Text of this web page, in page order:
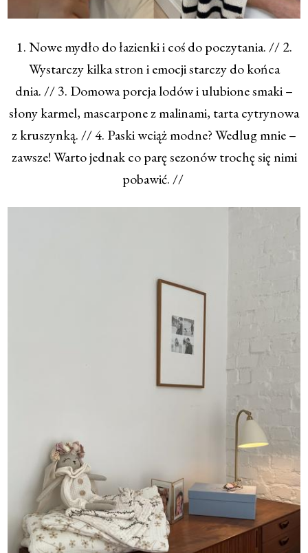
1. Nowe mydło do łazienki i coś do poczytania. // 2.
Wystarczy kilka stron i emocji starczy do końca
dnia. // 3. Domowa porcja lodów i ulubione smaki –
słony karmel, mascarpone z malinami, tarta cytrynowa
z kruszynką. // 4. Paski wciąż modne? Wedlug mnie –
zawsze! Warto jednak co parę sezonów trochę się nimi
pobawić. //